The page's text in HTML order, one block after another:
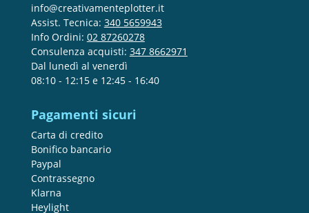
info@creativamenteplotter.it
Assist. Tecnica: 340 5659943
Info Ordini: 02 87260278
Consulenza acquisti: 347 8662971
Dal lunedì al venerdì
08:10 - 12:15 e 12:45 - 16:40
Pagamenti sicuri
Carta di credito
Bonifico bancario
Paypal
Contrassegno
Klarna
Heylight